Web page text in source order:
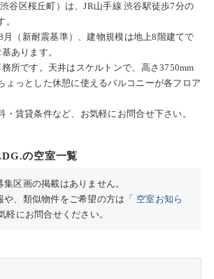
谷区桜丘町）は、JR山手線 渋谷駅徒歩7分の
月（新耐震基準）、建物規模は地上8階建てで
あります。
所です。天井はスケルトンで、高さ3750mm
ょっとした休憩に使えるバルコニーが各フロア
・賃貸条件など、お気軽にお問合せ下さい。
の空室一覧
区画の掲載はありません。
、類似物件をご希望の方は「 空室お知ら
軽にお問合せください。